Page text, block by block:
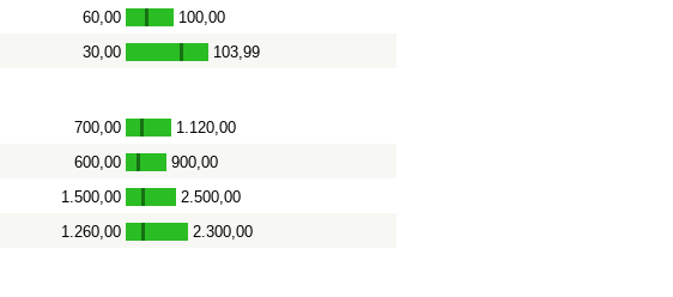
60,00 - 100,00
30,00 - 103,99
700,00 - 1.120,00
600,00 - 900,00
1.500,00 - 2.500,00
1.260,00 - 2.300,00